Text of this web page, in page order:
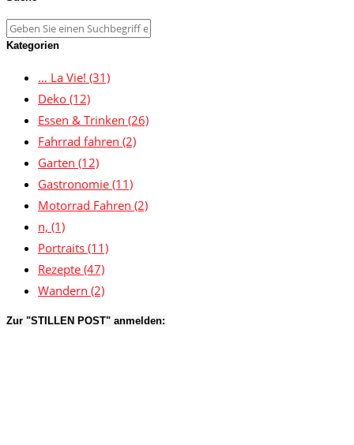
Kategorien
… La Vie! (31)
Deko (12)
Essen & Trinken (26)
Fahrrad fahren (2)
Garten (12)
Gastronomie (11)
Motorrad Fahren (2)
n, (1)
Portraits (11)
Rezepte (47)
Wandern (2)
Zur "STILLEN POST" anmelden: